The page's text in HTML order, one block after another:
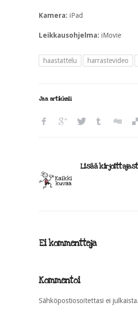
Kamera: iPad
Leikkausohjelma: iMovie
haastattelu harrastevideo
Jaa artikkeli
Lisää
Ei kommentteja
Kommentoi
Sähköpostiosoitettasi ei julkaista.